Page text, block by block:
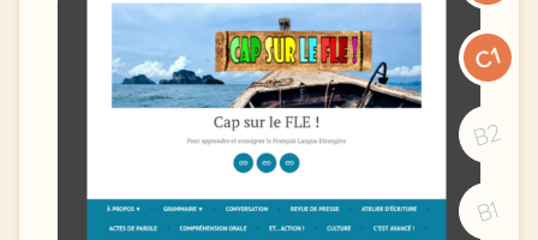
C1
B2
B1